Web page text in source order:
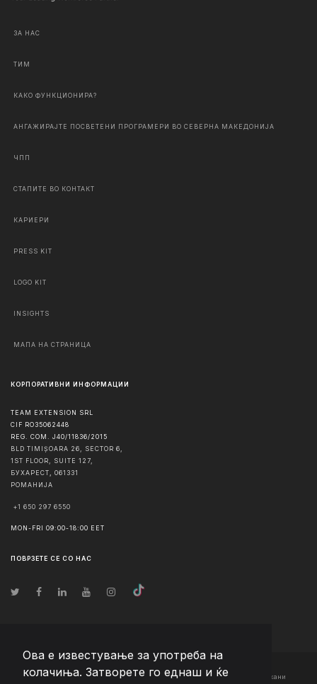
Ова е известување за употреба на
колачиња. Затворете го еднаш и ќе
ЗА НАС
ТИМ
КАКО ФУНКЦИОНИРА?
АНГАЖИРАЈТЕ ПОСВЕТЕНИ ПРОГРАМЕРИ ВО СЕВЕРНА МАКЕДОНИЈА
ЧПП
СТАПИТЕ ВО КОНТАКТ
КАРИЕРИ
PRESS KIT
LOGO KIT
INSIGHTS
МАПА НА СТРАНИЦА
КОРПОРАТИВНИ ИНФОРМАЦИИ
TEAM EXTENSION SRL
CIF RO35062448
REG. COM. J40/11836/2015
BLD TIMIȘOARA 26, SECTOR 6,
1ST FLOOR, SUITE 127,
БУХАРЕСТ
061331
РОМАНИЈА
+1 650 297 6550
MON-FRI 09:00-18:00 EET
ПОВРЗЕТЕ СЕ СО НАС
© Авторско право2026 Team Extension Macedonia - Сите права задржани